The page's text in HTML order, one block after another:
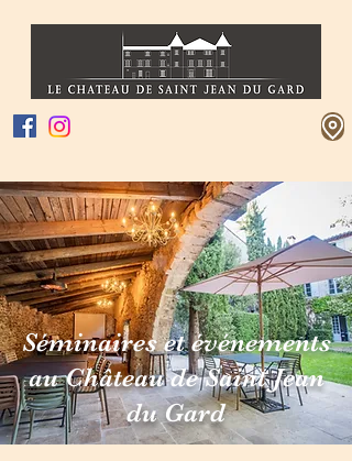
Séminaires et événements
au Château de Saint Jean
du Gard